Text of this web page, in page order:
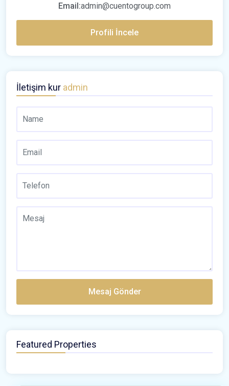
Email:admin@cuentogroup.com
Profili İncele
İletişim kur admin
Mesaj Gönder
Featured Properties